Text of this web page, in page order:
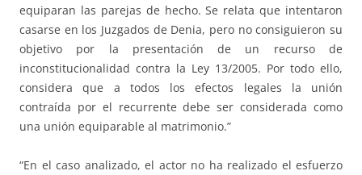
equiparan las parejas de hecho. Se relata que intentaron
casarse en los Juzgados de Denia, pero no consiguieron su
objetivo por la presentación de un recurso de
inconstitucionalidad contra la Ley 13/2005. Por todo ello,
considera que a todos los efectos legales la unión
contraída por el recurrente debe ser considerada como
una unión equiparable al matrimonio.”
“En el caso analizado, el actor no ha realizado el esfuerzo